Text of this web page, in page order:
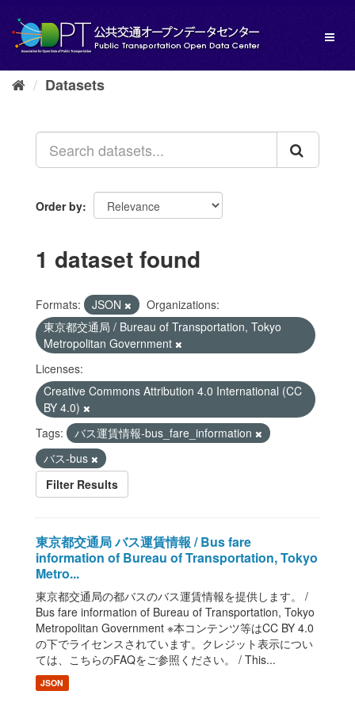
content
Datasets
Order by
1 dataset found
Formats: JSON
Organizations:
東京都交通局 / Bureau of Transportation, Tokyo
Metropolitan Government
Licenses:
Creative Commons Attribution 4.0 International (CC
BY 4.0)
Tags:
バス運賃情報-bus_fare_information
バス-bus
Filter Results
東京都交通局 バス運賃情報 / Bus fare
information of Bureau of Transportation, Tokyo
Metro...
東京都交通局の都バスのバス運賃情報を提供します。 /
Bus fare information of Bureau of Transportation, Tokyo
Metropolitan Government ※本コンテンツ等はCC BY 4.0
の下でライセンスされています。クレジット表示につい
ては、こちらのFAQをご参照ください。 / This...
JSON